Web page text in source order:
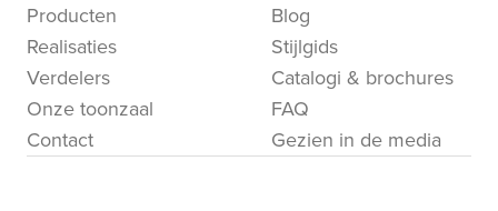
Producten
Realisaties
Verdelers
Onze toonzaal
Contact
Blog
Stijlgids
Catalogi & brochures
FAQ
Gezien in de media